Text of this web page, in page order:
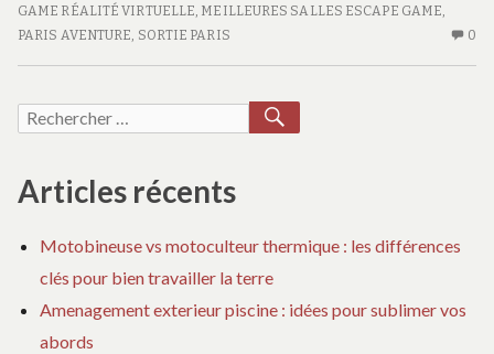
games
captivants
Paris
:
ESCAPE
À
PARIS
GAME RÉALITÉ VIRTUELLE MEILLEURES SALLES ESCAPE GAME
PARIS AVENTURE SORTIE PARIS 0
Recherche
Articles récents
Motobineuse vs motoculteur thermique : les différences
clés pour bien travailler la terre
Amenagement exterieur piscine : idées pour sublimer vos
abords